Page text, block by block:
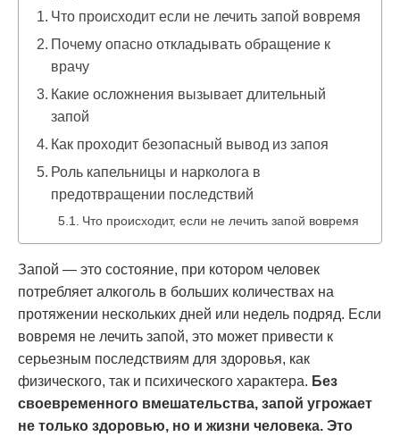
Что происходит если не лечить запой вовремя
Почему опасно откладывать обращение к
врачу
Какие осложнения вызывает длительный
запой
Как проходит безопасный вывод из запоя
Роль капельницы и нарколога в
предотвращении последствий
Что происходит, если не лечить запой вовремя
Запой — это состояние, при котором человек
потребляет алкоголь в больших количествах на
протяжении нескольких дней или недель подряд. Если
вовремя не лечить запой, это может привести к
серьезным последствиям для здоровья, как
физического, так и психического характера. Без
своевременного вмешательства, запой угрожает
не только здоровью, но и жизни человека. Это